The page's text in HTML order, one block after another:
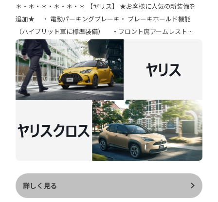
おります🚙 ヤリスクロスの納期はこちら https://www.chibatoyo
pet.co.jp/newcar/schedule webカタログはこちら https://toyot
a.jp/request/webcatalog/yariscross/
＊・＊・＊・＊・＊・＊ 【ヤリス】 ★お客様に人気の新装備を
追加★ ・ 電動パーキングブレーキ・ ブレーキホールド機能
（ハイブリット車に標準装備） ・フロント席アームレスト
（ハイブリット車： Z・G・ 特別仕様車Z“URBANO”に標準装
備） ・10.5インチディスプレイオーディオ （コネクティッド
ナビ対応） （Z・特別仕様車Z“URBANO”に標準装備） ・特別仕
様車Z“URBANO”に 6速MT車（1.5Lガソリン車・2WD）を新設
定 など ★外装色の追加・変更★ ・ボディカラー『マスタード』
新設定 ・ドアミラー、シャークフィンアンテナ の色を全車ブラ
タード×ブラック。 【ヤリスクロス】 ★お客様に人気の新装備
ッドナビ対応）Plus （Z・Z“Adventure”・G・ 特別仕様車Z“UR
ー『アーバンロック』新設定 ・ボディカラー『グレイッシュブル
ー』廃止 画像は特別仕様車Z“URBANO”。 ボディカラーはブラッ
詳しく見る